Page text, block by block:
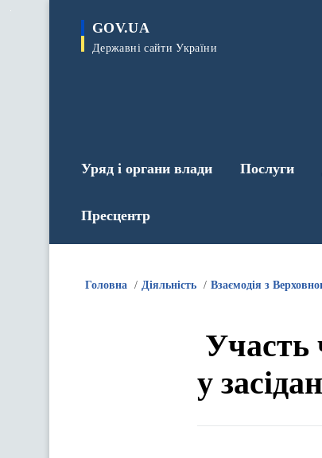
GOV.UA
Державні сайти України
Уряд і органи влади Послуги
Пресцентр
Головна Діяльність Взаємодія з
Участь
у